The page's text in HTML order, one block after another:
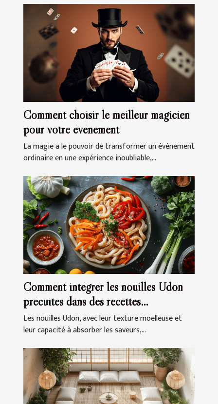
Comment choisir le meilleur magicien
pour votre événement
La magie a le pouvoir de transformer un événement
ordinaire en une expérience inoubliable,...
Comment intégrer les nouilles Udon
précuites dans des recettes
quotidiennes
Les nouilles Udon, avec leur texture moelleuse et
leur capacité à absorber les saveurs,...